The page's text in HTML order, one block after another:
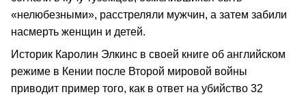
«нелюбезными», расстреляли мужчин, а затем забили
насмерть женщин и детей.
Историк Каролин Элкинс в своей книге об английском
режиме в Кении после Второй мировой войны
приводит пример того, как в ответ на убийство 32